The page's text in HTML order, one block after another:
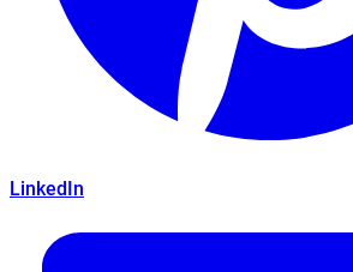
LinkedIn